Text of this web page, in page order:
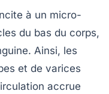
à un micro-
du bas du corps,
Ainsi, les
et de varices
accrue